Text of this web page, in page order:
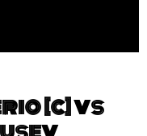
[c] vs